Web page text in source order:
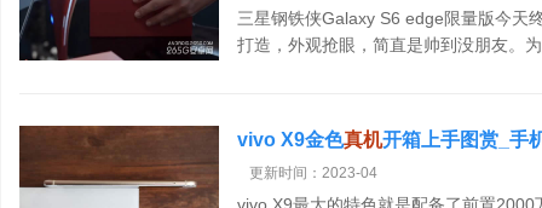
三星钢铁侠Galaxy S6 edge限量版今天
打造，外观抢眼，简直是帅到没朋友。
vivo X9金色真机开箱上手图赏_手
更新时间：2023-04